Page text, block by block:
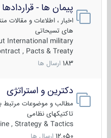
پیمان ها -
اخبار ، اطلاعات و مقالات
های تسیحاتی
International military
, Pacts & Treaty
183 ارسال ها
دکترین و استراتژی
مطالب و موضوعات مرتبط با
تاکتیکهای نظامی
, Strategy & Tactics